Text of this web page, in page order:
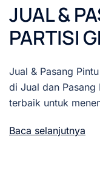
JUAL &
PARTISI
Jual & Pasang
di Jual dan Pasang
terbaik untuk
Baca selanjutnya